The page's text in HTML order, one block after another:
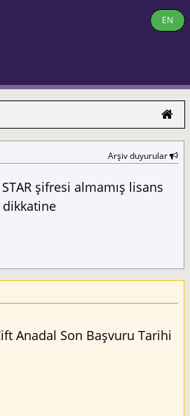
EN
Arşiv duyurular
şifresi almamış lisans
Anadal Son Başvuru Tarihi